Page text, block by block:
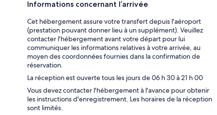
Informations concernant l’arrivée
Cet hébergement assure votre transfert depuis l'aéroport
(prestation pouvant donner lieu à un supplément). Veuillez
contacter l'hébergement avant votre départ pour lui
communiquer les informations relatives à votre arrivée, au
moyen des coordonnées fournies dans la confirmation de
réservation.
La réception est ouverte tous les jours de 06 h 30 à 21 h 00
Vous devez contacter l'hébergement à l'avance pour obtenir
les instructions d'enregistrement. Les horaires de la réception
sont limités.